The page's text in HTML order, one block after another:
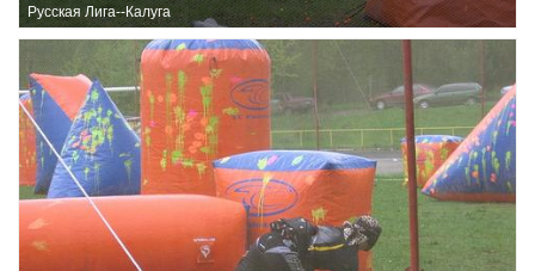
Русская Лига--Калуга